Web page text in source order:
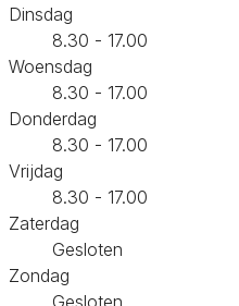
Dinsdag
8.30 - 17.00
Woensdag
8.30 - 17.00
Donderdag
8.30 - 17.00
Vrijdag
8.30 - 17.00
Zaterdag
Gesloten
Zondag
Gesloten